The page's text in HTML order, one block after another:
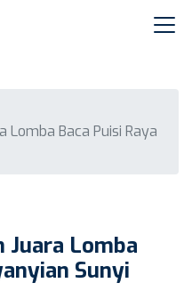
Lomba Baca Puisi Raya
Juara Lomba
Sunyi